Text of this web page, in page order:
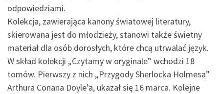
odpowiedziami.
Kolekcja, zawierająca kanony światowej literatury,
skierowana jest do młodzieży, stanowi także świetny
materiał dla osób dorosłych, które chcą utrwalać język.
W skład kolekcji „Czytamy w oryginale” wchodzi 18
tomów. Pierwszy z nich „Przygody Sherlocka Holmesa”
Arthura Conana Doyle’a, ukazał się 16 marca. Kolejne